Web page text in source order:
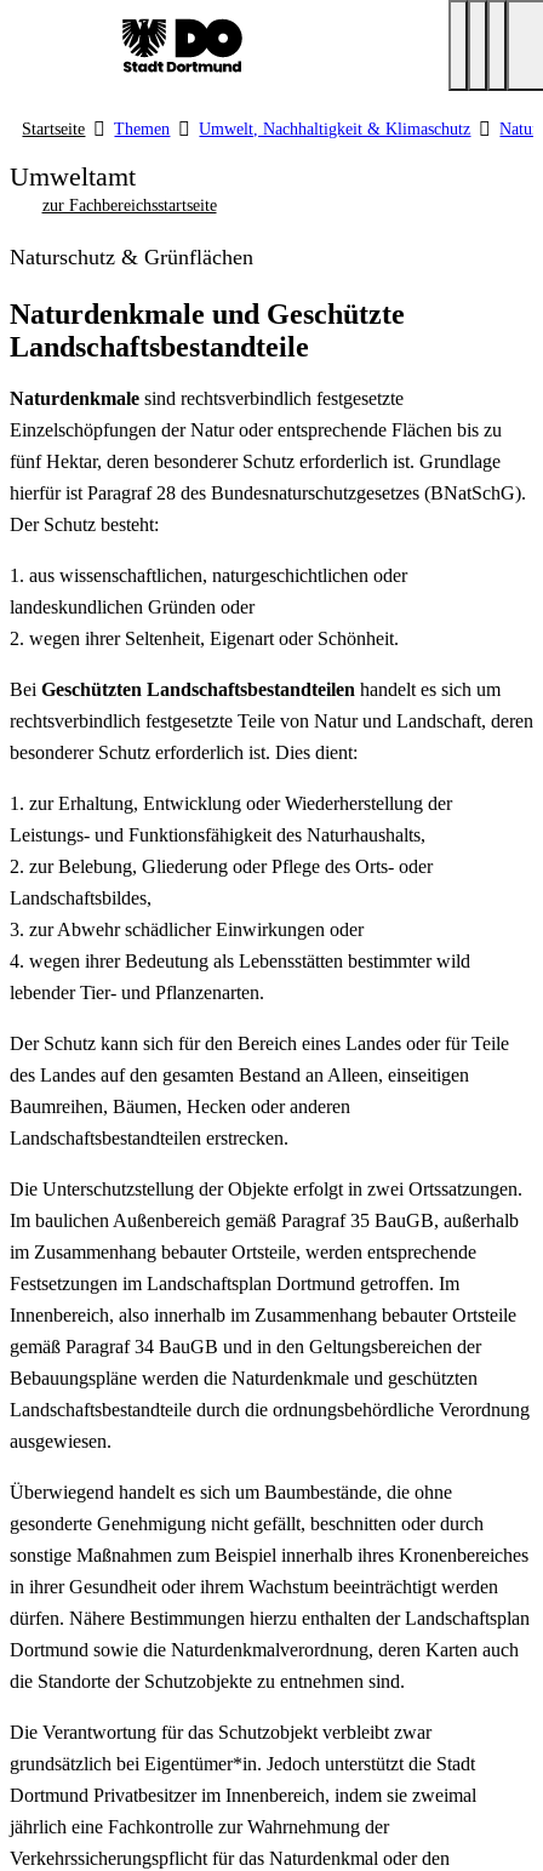
Startseite Themen Umwelt, Nachhaltigkeit & Klimaschutz
Umweltamt
zur Fachbereichsstartseite
Naturschutz & Grünflächen
Naturdenkmale und Geschützte
Landschaftsbestandteile
Naturdenkmale sind rechtsverbindlich festgesetzte
Einzelschöpfungen der Natur oder entsprechende Flächen bis zu
fünf Hektar, deren besonderer Schutz erforderlich ist. Grundlage
hierfür ist Paragraf 28 des Bundesnaturschutzgesetzes (BNatSchG).
Der Schutz besteht:
1. aus wissenschaftlichen, naturgeschichtlichen oder
landeskundlichen Gründen oder
2. wegen ihrer Seltenheit, Eigenart oder Schönheit.
Bei Geschützten Landschaftsbestandteilen handelt es sich um
rechtsverbindlich festgesetzte Teile von Natur und Landschaft, deren
besonderer Schutz erforderlich ist. Dies dient:
1. zur Erhaltung, Entwicklung oder Wiederherstellung der
Leistungs- und Funktionsfähigkeit des Naturhaushalts,
2. zur Belebung, Gliederung oder Pflege des Orts- oder
Landschaftsbildes,
3. zur Abwehr schädlicher Einwirkungen oder
4. wegen ihrer Bedeutung als Lebensstätten bestimmter wild
lebender Tier- und Pflanzenarten.
Der Schutz kann sich für den Bereich eines Landes oder für Teile
des Landes auf den gesamten Bestand an Alleen, einseitigen
Baumreihen, Bäumen, Hecken oder anderen
Landschaftsbestandteilen erstrecken.
Die Unterschutzstellung der Objekte erfolgt in zwei Ortssatzungen.
Im baulichen Außenbereich gemäß Paragraf 35 BauGB, außerhalb
im Zusammenhang bebauter Ortsteile, werden entsprechende
Festsetzungen im Landschaftsplan Dortmund getroffen. Im
Innenbereich, also innerhalb im Zusammenhang bebauter Ortsteile
gemäß Paragraf 34 BauGB und in den Geltungsbereichen der
Bebauungspläne werden die Naturdenkmale und geschützten
Landschaftsbestandteile durch die ordnungsbehördliche Verordnung
ausgewiesen.
Überwiegend handelt es sich um Baumbestände, die ohne
gesonderte Genehmigung nicht gefällt, beschnitten oder durch
sonstige Maßnahmen zum Beispiel innerhalb ihres Kronenbereiches
in ihrer Gesundheit oder ihrem Wachstum beeinträchtigt werden
dürfen. Nähere Bestimmungen hierzu enthalten der Landschaftsplan
Dortmund sowie die Naturdenkmalverordnung, deren Karten auch
die Standorte der Schutzobjekte zu entnehmen sind.
Die Verantwortung für das Schutzobjekt verbleibt zwar
grundsätzlich bei Eigentümer*in. Jedoch unterstützt die Stadt
Dortmund Privatbesitzer im Innenbereich, indem sie zweimal
jährlich eine Fachkontrolle zur Wahrnehmung der
Verkehrssicherungspflicht für das Naturdenkmal oder den